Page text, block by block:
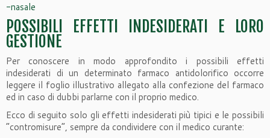
-nasale
POSSIBILI EFFETTI INDESIDERATI E LORO
GESTIONE
Per conoscere in modo approfondito i possibili effetti
indesiderati di un determinato farmaco antidolorifico occorre
leggere il foglio illustrativo allegato alla confezione del farmaco
ed in caso di dubbi parlarne con il proprio medico.
Ecco di seguito solo gli effetti indesiderati più tipici e le possibili
“contromisure”, sempre da condividere con il medico curante: